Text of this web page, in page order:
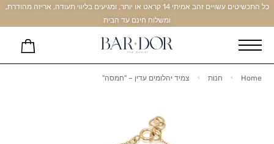
כל התכשיטים עשויים זהב אמיתי 14 קראט או יותר, ומגיעים בליווי תעודה, אריזה מהודרת,
ומשלוח חינם עד הבית
Home חנות צמיד יהלומים עדין – "חמסה"